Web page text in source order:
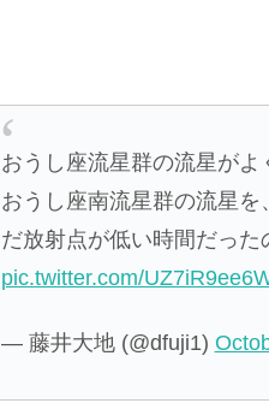
おうし座流星群の流星が
おうし座南流星群の流星
だ放射点が低い時間だった
pic.twitter.com/
— 藤井大地 (@dfuji1)